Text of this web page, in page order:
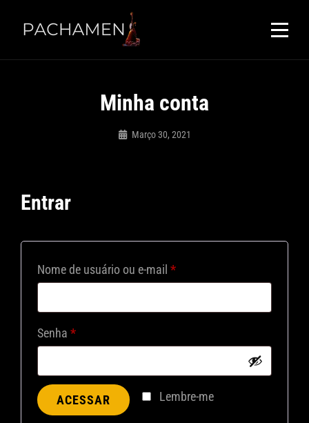
Minha conta
Março 30, 2021
Entrar
Nome de usuário ou e-mail *Obrigatório
Senha *Obrigatório
Lembre-me
ACESSAR